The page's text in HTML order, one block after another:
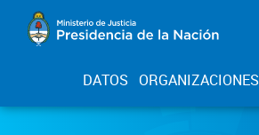
DATOS ORGANIZACIONES